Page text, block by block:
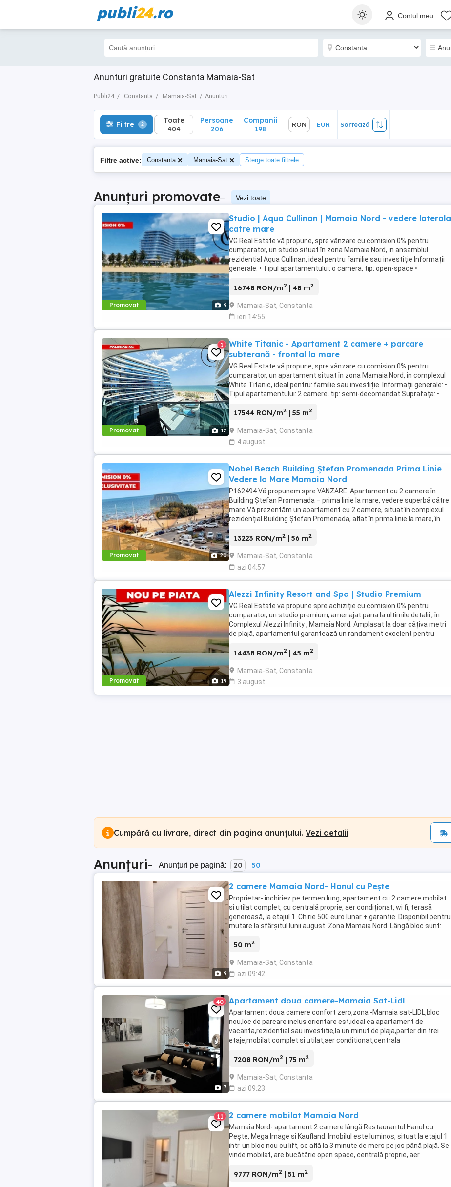
publi24.ro Contul meu
Anunturi gratuite Constanta Mamaia-Sat
Publi24 Constanta Mamaia-Sat Anunturi
Filtre 2 Toate
404
Sortează
Filtre 2 Toate
404
Persoane
206
Companii
198
RON EUR Sortează
Filtre active: Constanta Mamaia-Sat Șterge toate filtrele
Anunțuri promovate– Vezi toate
Promovat 9
Studio | Aqua Cullinan | Mamaia Nord - vedere laterala
catre mare
VG Real Estate vă propune, spre vânzare cu comision 0% pentru
cumparator, un studio situat în zona Mamaia Nord, in ansamblul
rezidential Aqua Cullinan, ideal pentru familie sau investiție Informații
generale: • Tipul apartamentului: o camera, tip: open-space •
16748 RON/m2 | 48 m2
Mamaia-Sat, Constanta
ieri 14:55
Promovat 12
1
White Titanic - Apartament 2 camere + parcare
subterană - frontal la mare
VG Real Estate vă propune, spre vânzare cu comision 0% pentru
cumparator, un apartament situat în zona Mamaia Nord, in complexul
White Titanic, ideal pentru: familie sau investiție. Informații generale: •
Tipul apartamentului: 2 camere, tip: semi-decomandat Suprafața: •
17544 RON/m2 | 55 m2
Mamaia-Sat, Constanta
4 august
Promovat 20
Nobel Beach Building Ștefan Promenada Prima Linie
Vedere la Mare Mamaia Nord
P162494 Vă propunem spre VANZARE: Apartament cu 2 camere în
Building Ștefan Promenada – prima linie la mare, vedere superbă către
mare Vă prezentăm un apartament cu 2 camere, situat în complexul
rezidențial Building Ștefan Promenada, aflat în prima linie la mare, în
13223 RON/m2 | 56 m2
Mamaia-Sat, Constanta
azi 04:57
Promovat 19
Alezzi Infinity Resort and Spa | Studio Premium
VG Real Estate va propune spre achiziție cu comision 0% pentru
cumparator, un studio premium, amenajat pana la ultimile detalii , în
Complexul Alezzi Infinity , Mamaia Nord. Amplasat la doar câțiva metri
de plajă, apartamentul garantează un randament excelent pentru
14438 RON/m2 | 45 m2
Mamaia-Sat, Constanta
3 august
Cumpără cu livrare, direct din pagina anunțului. Vezi detalii
Anunțuri– Anunțuri pe pagină: 20 50
9
2 camere Mamaia Nord- Hanul cu Pește
Proprietar- închiriez pe termen lung, apartament cu 2 camere mobilat
si utilat complet, cu centrală proprie, aer condiționat, wi fi, terasă
generoasă, la etajul 1. Chirie 500 euro lunar + garanție. Disponibil pentru
mutare la sfârșitul lunii august. Zona Mamaia Nord. Lângă bloc sunt:
50 m2
Mamaia-Sat, Constanta
azi 09:42
7
40 Apartament doua camere-Mamaia Sat-Lidl
Apartament doua camere confort zero,zona -Mamaia sat-LIDL,bloc
nou,loc de parcare inclus,orientare est,ideal ca apartament de
vacanta,rezidential sau investitie,la un minut de plaja,parter din trei
etaje,mobilat complet si utilat,aer conditionat,centrala
7208 RON/m2 | 75 m2
Mamaia-Sat, Constanta
azi 09:23
11 2 camere mobilat Mamaia Nord
Mamaia Nord- apartament 2 camere lângă Restaurantul Hanul cu
Pește, Mega Image si Kaufland. Imobilul este luminos, situat la etajul 1
într-un bloc nou cu lift, se află la 3 minute de mers pe jos până plajă. Se
vinde mobilat, are bucătărie open space, centrală proprie, aer
9777 RON/m2 | 51 m2